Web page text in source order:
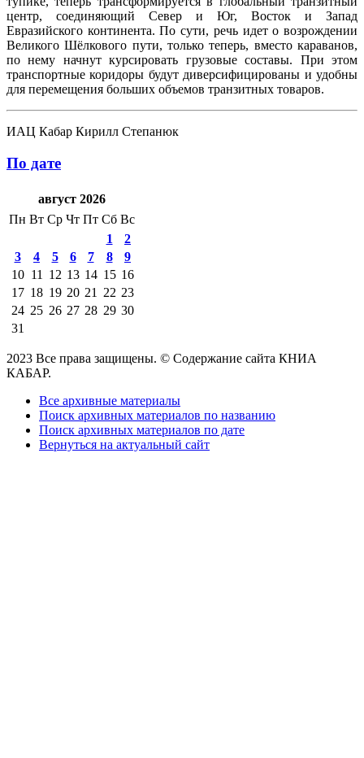
центр, соединяющий Север и Юг, Восток и Запад
Евразийского континента. По сути, речь идет о возрождении
Великого Шёлкового пути, только теперь, вместо караванов,
по нему начнут курсировать грузовые составы. При этом
транспортные коридоры будут диверсифицированы и удобны
для перемещения больших объемов транзитных товаров.
ИАЦ Кабар Кирилл Степанюк
По дате
август 2026
Пн Вт Ср Чт Пт Сб Вс
1
2
3
4 5 6 7 8
9
10 11 12 13 14 15 16
17 18 19 20 21 22 23
24 25 26 27 28 29 30
31
2023 Все права защищены. © Содержание сайта КНИА
КАБАР.
Все архивные материалы
Поиск архивных материалов по названию
Поиск архивных материалов по дате
Вернуться на актуальный сайт